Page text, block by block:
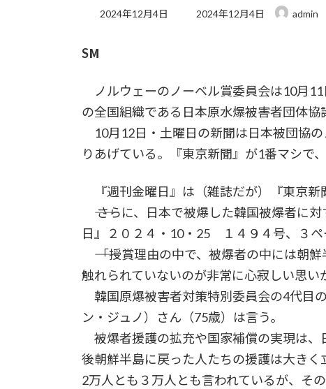
2024年12月4日
最
:
2024年12月4日 admin
SМ
ノルウェーのノーベル賞委員会は10月
の全国組織である日本原水爆被害者団体協
10月12日・土曜日の新聞は日本被団協
りあげている。『東京新聞』が1番マシで
『週刊金曜日』は（雑誌だが）『東京新
―― さらに、日本で被爆した韓国被爆者に
日』２０２４・10・25 １４９４号、３ペ
―― 「授賞理由の中で、被爆者の中には朝
触れられていないのが非常に心寂しい思い
韓国原爆被害者対策特別委員会の4代目
ン・ジュノ）さん（75歳）は言う。
被爆者援護の拡充や国家補償の実現は、
後朝鮮半島に戻った人たちの援護は大き
2万人とも３万人とも言われているが、そ